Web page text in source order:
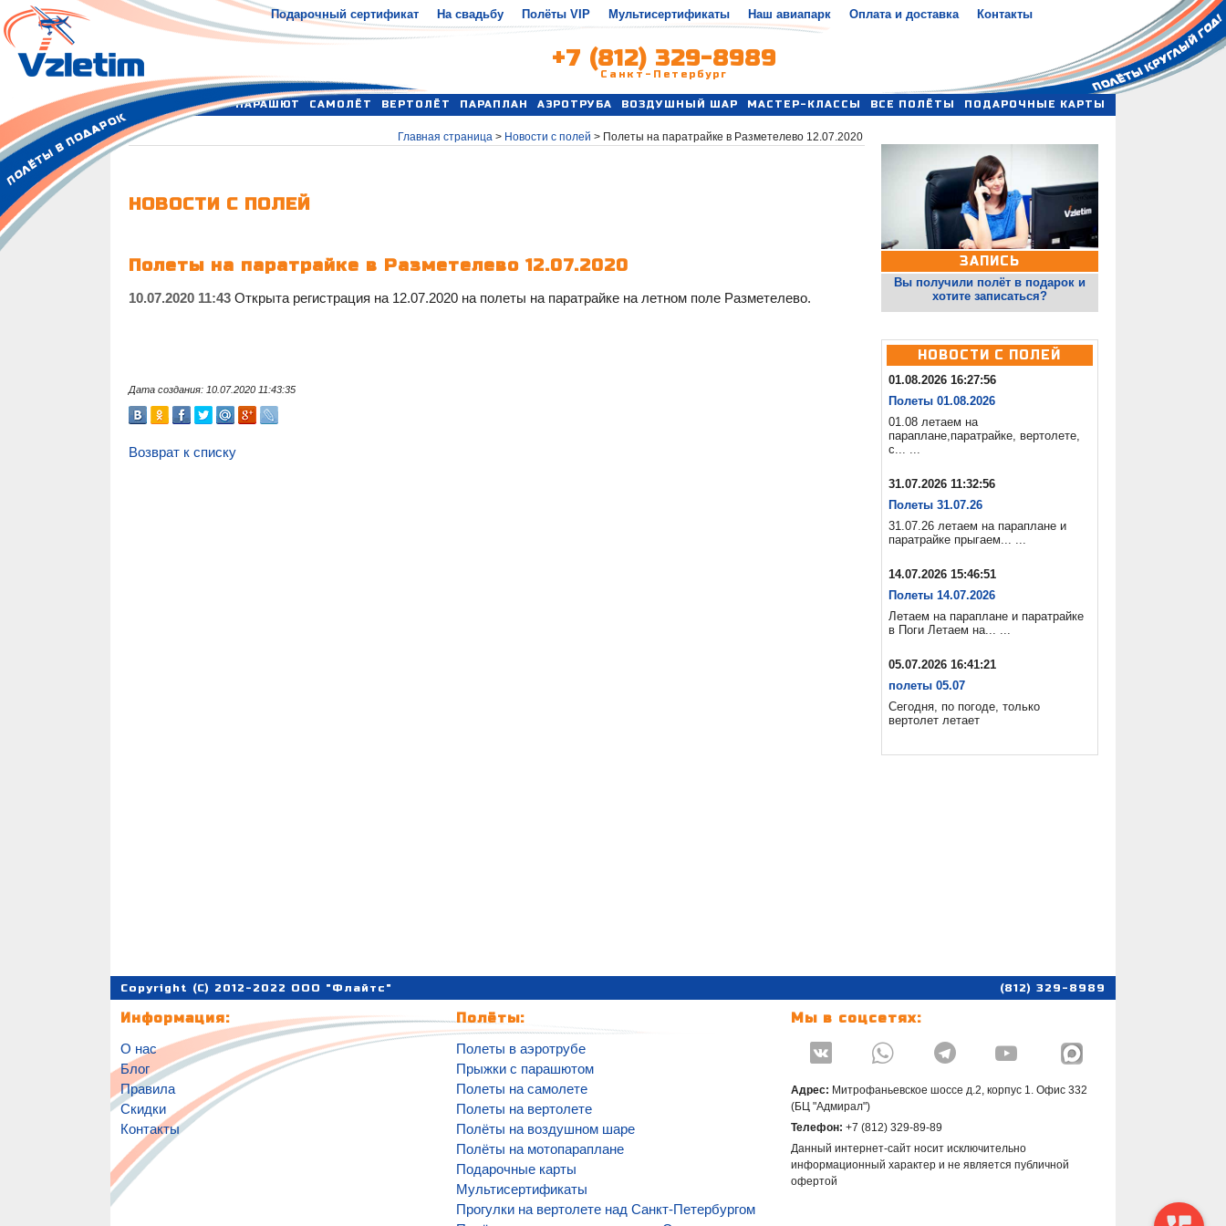
Подарочный сертификат На свадьбу Полёты VIP Мультисертификаты Наш авиапарк Оплата и доставка Контакты
+7 (812) 329-8989
Санкт-Петербург
ПАРАШЮТ САМОЛЁТ ВЕРТОЛЁТ ПАРАПЛАН АЭРОТРУБА ВОЗДУШНЫЙ ШАР МАСТЕР-КЛАССЫ ВСЕ ПОЛЁТЫ ПОДАРОЧНЫЕ КАРТЫ
Главная страница> Новости с полей > Полеты на паратрайке в Разметелево 12.07.2020
НОВОСТИ С ПОЛЕЙ
Полеты на паратрайке в Разметелево 12.07.2020
10.07.2020 11:43Открыта регистрация на 12.07.2020 на полеты на паратрайке на летном поле Разметелево.
Дата создания: 10.07.2020 11:43:35
Возврат к списку
ЗАПИСЬ
Вы получили полёт в подарок и
хотите записаться?
НОВОСТИ С ПОЛЕЙ
01.08.2026 16:27:56
Полеты 01.08.2026
01.08 летаем на
параплане,паратрайке, вертолете,
с... ...
31.07.2026 11:32:56
Полеты 31.07.26
31.07.26 летаем на параплане и
паратрайке прыгаем... ...
14.07.2026 15:46:51
Полеты 14.07.2026
Летаем на параплане и паратрайке
в Поги Летаем на... ...
05.07.2026 16:41:21
полеты 05.07
Сегодня, по погоде, только
вертолет летает
Copyright (C) 2012-2022 ООО "Флайтс" (812) 329-8989
Информация:
О нас
Блог
Правила
Скидки
Контакты
Полёты:
Полеты в аэротрубе
Прыжки с парашютом
Полеты на самолете
Полеты на вертолете
Полёты на воздушном шаре
Полёты на мотопараплане
Подарочные карты
Мультисертификаты
Прогулки на вертолете над Санкт-Петербургом
Мы в соцсетях:
   
Адрес: Митрофаньевское шоссе д.2, корпус 1. Офис 332
(БЦ "Адмирал")
Телефон: +7 (812) 329-89-89
Данный интернет-сайт носит исключительно
информационный характер и не является публичной
офертой